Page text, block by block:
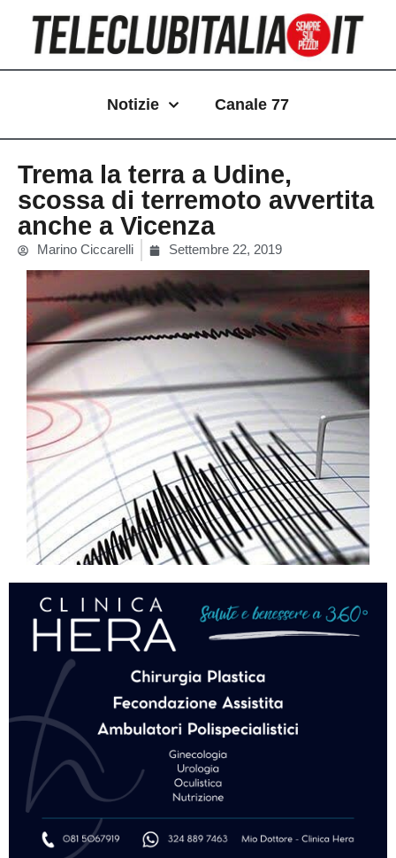
contenuto
Notizie Canale 77
Trema la terra a Udine,
scossa di terremoto avvertita
anche a Vicenza
Marino Ciccarelli Settembre 22, 2019